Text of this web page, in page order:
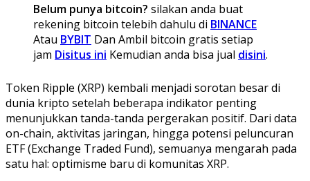
Belum punya bitcoin? silakan anda buat
rekening bitcoin telebih dahulu di BINANCE
Atau BYBIT Dan Ambil bitcoin gratis setiap
jam Disitus ini Kemudian anda bisa jual disini.
Token Ripple (XRP) kembali menjadi sorotan besar di
dunia kripto setelah beberapa indikator penting
menunjukkan tanda-tanda pergerakan positif. Dari data
on-chain, aktivitas jaringan, hingga potensi peluncuran
ETF (Exchange Traded Fund), semuanya mengarah pada
satu hal: optimisme baru di komunitas XRP.